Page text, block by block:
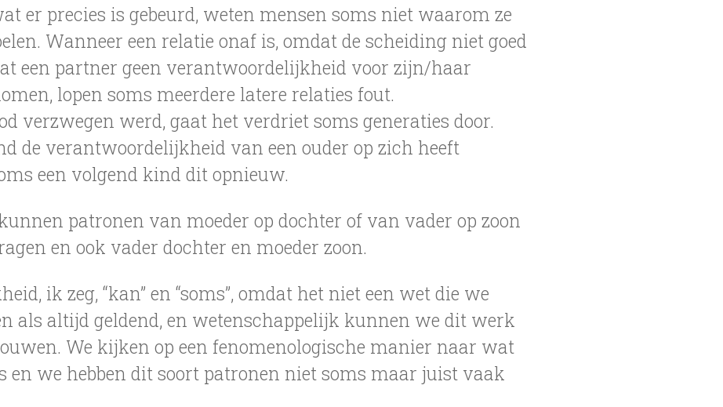
er precies is gebeurd, weten mensen soms niet waarom ze
Wanneer een relatie onaf is, omdat de scheiding niet goed
een partner geen verantwoordelijkheid voor zijn/haar
lopen soms meerdere latere relaties fout.
verzwegen werd, gaat het verdriet soms generaties door.
de verantwoordelijkheid van een ouder op zich heeft
een volgend kind dit opnieuw.
patronen van moeder op dochter of van vader op zoon
en ook vader dochter en moeder zoon.
ik zeg, “kan” en “soms”, omdat het niet een wet die we
als altijd geldend, en wetenschappelijk kunnen we dit werk
We kijken op een fenomenologische manier naar wat
en we hebben dit soort patronen niet soms maar juist vaak